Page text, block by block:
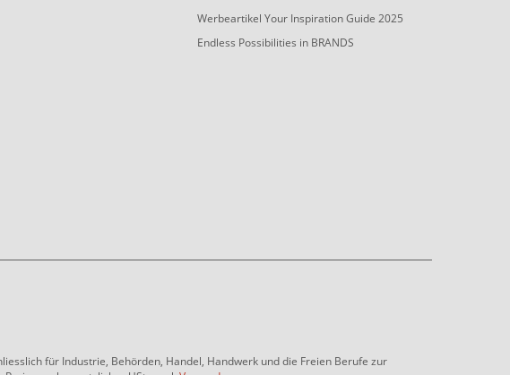
Werbeartikel Your Inspiration Guide 2025
Endless Possibilities in BRANDS
für Industrie, Behörden, Handel, Handwerk und die Freien Berufe zur